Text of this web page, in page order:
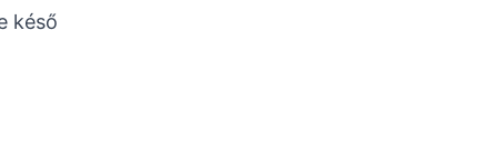
késő